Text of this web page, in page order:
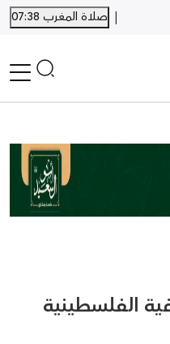
| صلاة المغرب 07:38
الفلسطينية